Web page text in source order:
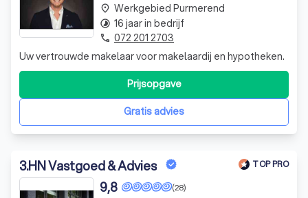
Uw vertrouwde makelaar voor makelaardij en hypotheken.
Gratis advies
Prijsopgave
place Werkgebied Purmerend
timelapse 16 jaar in bedrijf
phone 072 201 2703
3.HN Vastgoed & Advies TOP PRO
(28)
9,8